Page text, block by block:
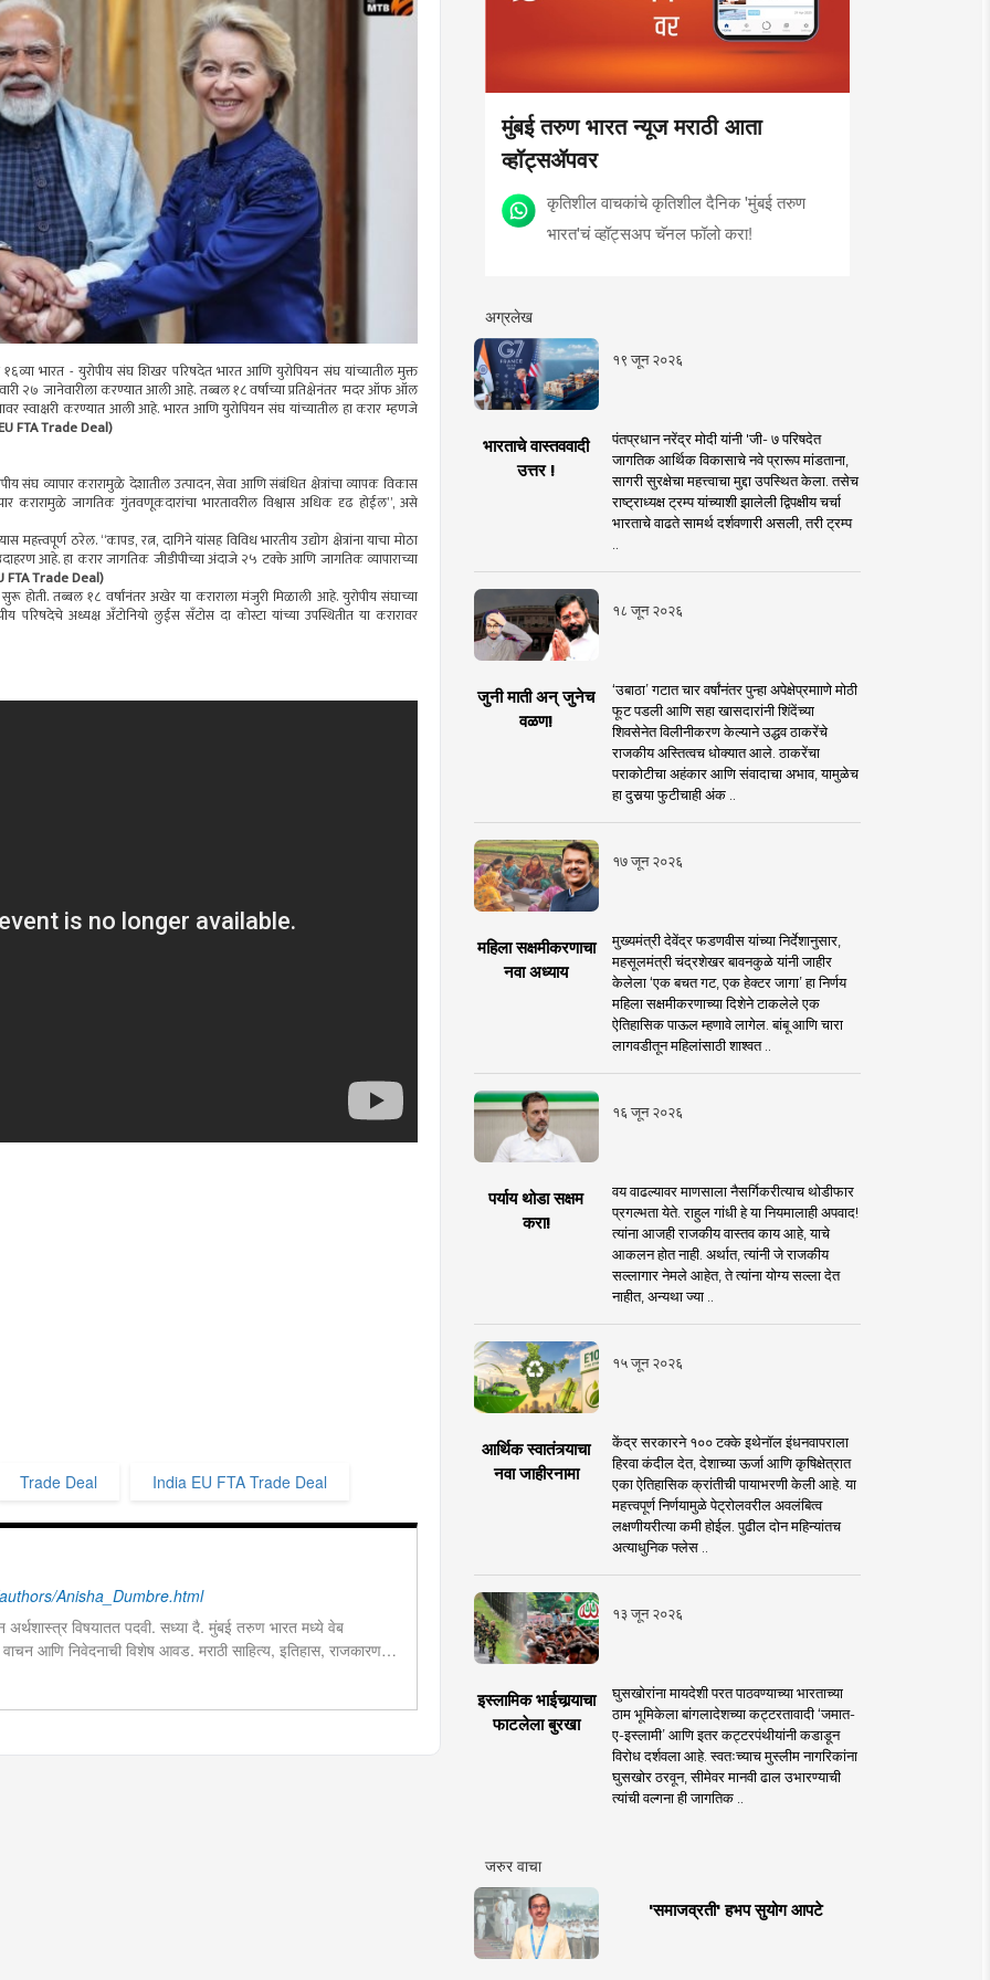
भारत - युरोपीय संघ शिखर परिषदेत भारत आणि युरोपियन संघ यांच्यातील मुक्त
२७ जानेवारीला करण्यात आली आहे. तब्बल १८ वर्षांच्या प्रतिक्षेनंतर 'मदर ऑफ ऑल
स्वाक्षरी करण्यात आली आहे. भारत आणि युरोपियन संघ यांच्यातील हा करार म्हणजे
FTA Trade Deal)
संघ व्यापार करारामुळे देशातील उत्पादन, सेवा आणि संबंधित क्षेत्रांचा व्यापक विकास
करारामुळे जागतिक गुंतवणूकदारांचा भारतावरील विश्वास अधिक दृढ होईल”, असे
ठरेल. “कापड, रत्न, दागिने यांसह विविध भारतीय उद्योग क्षेत्रांना याचा मोठा
आहे. हा करार जागतिक जीडीपीच्या अंदाजे २५ टक्के आणि जागतिक व्यापाराच्या
FTA Trade Deal)
होती. तब्बल १८ वर्षांनंतर अखेर या कराराला मंजुरी मिळाली आहे. युरोपीय संघाच्या
परिषदेचे अध्यक्ष अँटोनियो लुईस सँटोस दा कोस्टा यांच्या उपस्थितीत या करारावर
Trade Deal India EU FTA Trade Deal
Anisha_Dumbre.html
अर्थशास्त्र विषयातत पदवी. सध्या दै. मुंबई तरुण भारत मध्ये वेब
आणि निवेदनाची विशेष आवड. मराठी साहित्य, इतिहास, राजकारण,
मुंबई तरुण भारत न्यूज मराठी आता
व्हॉट्सॲपवर
कृतिशील वाचकांचे कृतिशील दैनिक 'मुंबई तरुण
भारत'चं व्हॉट्सअप चॅनल फॉलो करा!
अग्रलेख
१९ जून २०२६
भारताचे वास्तववादी
उत्तर !
पंतप्रधान नरेंद्र मोदी यांनी 'जी- ७ परिषदेत
जागतिक आर्थिक विकासाचे नवे प्रारूप मांडताना,
सागरी सुरक्षेचा महत्त्वाचा मुद्दा उपस्थित केला. तसेच
राष्ट्राध्यक्ष ट्रम्प यांच्याशी झालेली द्विपक्षीय चर्चा
भारताचे वाढते सामर्थ दर्शवणारी असली, तरी ट्रम्प
१८ जून २०२६
जुनी माती अन् जुनेच
वळण!
‘उबाठा’ गटात चार वर्षांनंतर पुन्हा अपेक्षेप्रमााणे मोठी
फूट पडली आणि सहा खासदारांनी शिंदेंच्या
शिवसेनेत विलीनीकरण केल्याने उद्धव ठाकरेंचे
राजकीय अस्तित्वच धोक्यात आले. ठाकरेंचा
पराकोटीचा अहंकार आणि संवादाचा अभाव, यामुळेच
हा दुसर्‍या फुटीचाही अंक ..
१७ जून २०२६
महिला सक्षमीकरणाचा
नवा अध्याय
मुख्यमंत्री देवेंद्र फडणवीस यांच्या निर्देशानुसार,
महसूलमंत्री चंद्रशेखर बावनकुळे यांनी जाहीर
केलेला ‘एक बचत गट, एक हेक्टर जागा’ हा निर्णय
महिला सक्षमीकरणाच्या दिशेने टाकलेले एक
ऐतिहासिक पाऊल म्हणावे लागेल. बांबू आणि चारा
लागवडीतून महिलांसाठी शाश्वत ..
१६ जून २०२६
पर्याय थोडा सक्षम
करा!
वय वाढल्यावर माणसाला नैसर्गिकरीत्याच थोडीफार
प्रगल्भता येते. राहुल गांधी हे या नियमालाही अपवाद!
त्यांना आजही राजकीय वास्तव काय आहे, याचे
आकलन होत नाही. अर्थात, त्यांनी जे राजकीय
सल्लागार नेमले आहेत, ते त्यांना योग्य सल्ला देत
नाहीत, अन्यथा ज्या ..
१५ जून २०२६
आर्थिक स्वातंत्र्याचा
नवा जाहीरनामा
केंद्र सरकारने १०० टक्के इथेनॉल इंधनवापराला
हिरवा कंदील देत, देशाच्या ऊर्जा आणि कृषिक्षेत्रात
एका ऐतिहासिक क्रांतीची पायाभरणी केली आहे. या
महत्त्वपूर्ण निर्णयामुळे पेट्रोलवरील अवलंबित्व
लक्षणीयरीत्या कमी होईल. पुढील दोन महिन्यांतच
अत्याधुनिक फ्लेस ..
१३ जून २०२६
इस्लामिक भाईचार्‍याचा
फाटलेला बुरखा
घुसखोरांना मायदेशी परत पाठवण्याच्या भारताच्या
ठाम भूमिकेला बांगलादेशच्या कट्टरतावादी ‘जमात-
ए-इस्लामी’ आणि इतर कट्टरपंथीयांनी कडाडून
विरोध दर्शवला आहे. स्वतःच्याच मुस्लीम नागरिकांना
घुसखोर ठरवून, सीमेवर मानवी ढाल उभारण्याची
त्यांची वल्गना ही जागतिक ..
जरुर वाचा
'समाजव्रती' हभप सुयोग आपटे